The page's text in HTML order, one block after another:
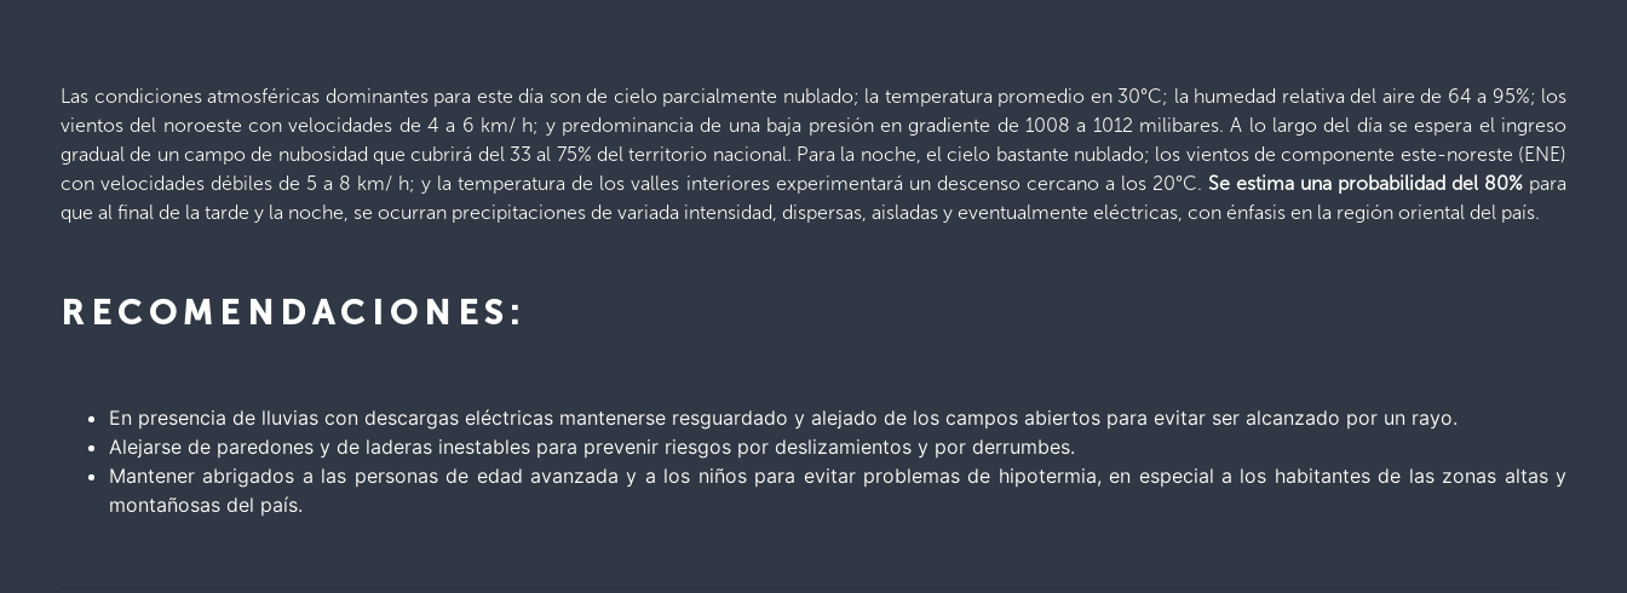
Las condiciones atmosféricas dominantes para este día son de cielo parcialmente nublado; la temperatura promedio en 30°C; la humedad relativa del aire de 64 a 95%; los
vientos del noroeste con velocidades de 4 a 6 km/ h; y predominancia de una baja presión en gradiente de 1008 a 1012 milibares. A lo largo del día se espera el ingreso
gradual de un campo de nubosidad que cubrirá del 33 al 75% del territorio nacional. Para la noche, el cielo bastante nublado; los vientos de componente este-noreste (ENE)
con velocidades débiles de 5 a 8 km/ h; y la temperatura de los valles interiores experimentará un descenso cercano a los 20°C. Se estima una probabilidad del 80%para
que al final de la tarde y la noche, se ocurran precipitaciones de variada intensidad, dispersas, aisladas y eventualmente eléctricas, con énfasis en la región oriental del país.
RECOMENDACIONES:
En presencia de lluvias con descargas eléctricas mantenerse resguardado y alejado de los campos abiertos para evitar ser alcanzado por un rayo.
Alejarse de paredones y de laderas inestables para prevenir riesgos por deslizamientos y por derrumbes.
Mantener abrigados a las personas de edad avanzada y a los niños para evitar problemas de hipotermia, en especial a los habitantes de las zonas altas y
montañosas del país.